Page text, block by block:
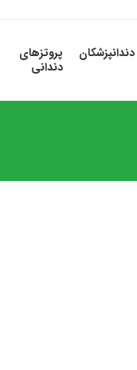
دندانپزشکان
پروتزهای
دندانی